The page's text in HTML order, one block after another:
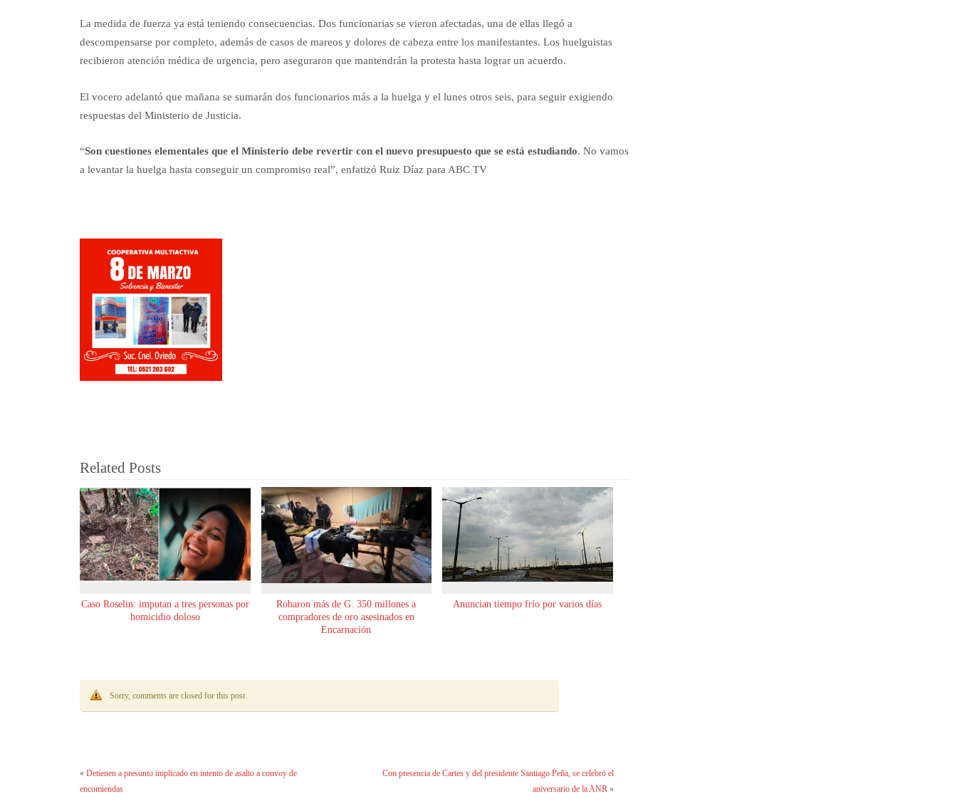
La medida de fuerza ya está teniendo consecuencias. Dos funcionarias se vieron afectadas, una de ellas llegó a
descompensarse por completo, además de casos de mareos y dolores de cabeza entre los manifestantes. Los huelguistas
recibieron atención médica de urgencia, pero aseguraron que mantendrán la protesta hasta lograr un acuerdo.
El vocero adelantó que mañana se sumarán dos funcionarios más a la huelga y el lunes otros seis, para seguir exigiendo
respuestas del Ministerio de Justicia.
“Son cuestiones elementales que el Ministerio debe revertir con el nuevo presupuesto que se está estudiando. No vamos
a levantar la huelga hasta conseguir un compromiso real”, enfatizó Ruiz Díaz para ABC TV
Related Posts
Caso Roselin: imputan a tres personas por
homicidio doloso
Robaron más de G. 350 millones a
compradores de oro asesinados en
Encarnación
Anuncian tiempo frío por varios días
Sorry, comments are closed for this post
« Detienen a presunto implicado en intento de asalto a convoy de
encomiendas
Con presencia de Cartes y del presidente Santiago Peña, se celebró el
aniversario de la ANR »